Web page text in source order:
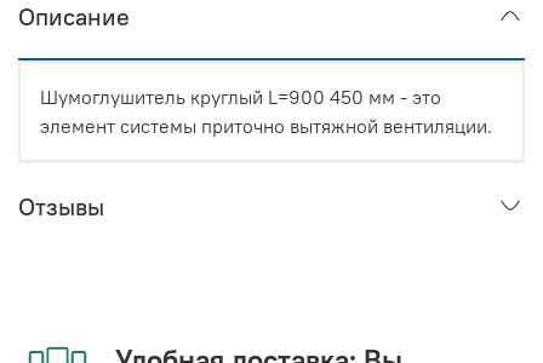
Описание
Шумоглушитель круглый L=900 450 мм - это
элемент системы приточно вытяжной вентиляции.
Отзывы